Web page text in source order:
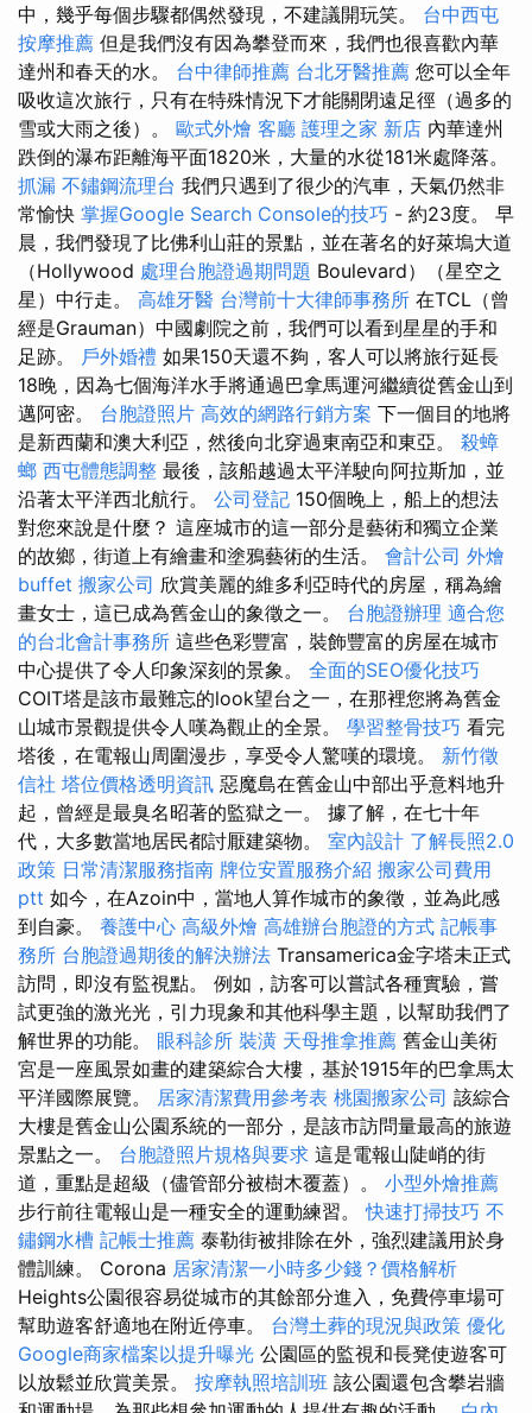
中，幾乎每個步驟都偶然發現，不建議開玩笑。 台中西屯
按摩推薦 但是我們沒有因為攀登而來，我們也很喜歡內華
達州和春天的水。 台中律師推薦 台北牙醫推薦 您可以全年
吸收這次旅行，只有在特殊情況下才能關閉遠足徑（過多的
雪或大雨之後）。 歐式外燴 客廳 護理之家 新店 內華達州
跌倒的瀑布距離海平面1820米，大量的水從181米處降落。
抓漏 不鏽鋼流理台 我們只遇到了很少的汽車，天氣仍然非
常愉快 掌握Google Search Console的技巧 - 約23度。 早
晨，我們發現了比佛利山莊的景點，並在著名的好萊塢大道
（Hollywood 處理台胞證過期問題 Boulevard）（星空之
星）中行走。 高雄牙醫 台灣前十大律師事務所 在TCL（曾
經是Grauman）中國劇院之前，我們可以看到星星的手和
足跡。 戶外婚禮 如果150天還不夠，客人可以將旅行延長
18晚，因為七個海洋水手將通過巴拿馬運河繼續從舊金山到
邁阿密。 台胞證照片 高效的網路行銷方案 下一個目的地將
是新西蘭和澳大利亞，然後向北穿過東南亞和東亞。 殺蟑
螂 西屯體態調整 最後，該船越過太平洋駛向阿拉斯加，並
沿著太平洋西北航行。 公司登記 150個晚上，船上的想法
對您來說是什麼？ 這座城市的這一部分是藝術和獨立企業
的故鄉，街道上有繪畫和塗鴉藝術的生活。 會計公司 外燴
buffet 搬家公司 欣賞美麗的維多利亞時代的房屋，稱為繪
畫女士，這已成為舊金山的象徵之一。 台胞證辦理 適合您
的台北會計事務所 這些色彩豐富，裝飾豐富的房屋在城市
中心提供了令人印象深刻的景象。 全面的SEO優化技巧
COIT塔是該市最難忘的look望台之一，在那裡您將為舊金
山城市景觀提供令人嘆為觀止的全景。 學習整骨技巧 看完
塔後，在電報山周圍漫步，享受令人驚嘆的環境。 新竹徵
信社 塔位價格透明資訊 惡魔島在舊金山中部出乎意料地升
起，曾經是最臭名昭著的監獄之一。 據了解，在七十年
代，大多數當地居民都討厭建築物。 室內設計 了解長照2.0
政策 日常清潔服務指南 牌位安置服務介紹 搬家公司費用
ptt 如今，在Azoin中，當地人算作城市的象徵，並為此感
到自豪。 養護中心 高級外燴 高雄辦台胞證的方式 記帳事
務所 台胞證過期後的解決辦法 Transamerica金字塔未正式
訪問，即沒有監視點。 例如，訪客可以嘗試各種實驗，嘗
試更強的激光光，引力現象和其他科學主題，以幫助我們了
解世界的功能。 眼科診所 裝潢 天母推拿推薦 舊金山美術
宮是一座風景如畫的建築綜合大樓，基於1915年的巴拿馬太
平洋國際展覽。 居家清潔費用參考表 桃園搬家公司 該綜合
大樓是舊金山公園系統的一部分，是該市訪問量最高的旅遊
景點之一。 台胞證照片規格與要求 這是電報山陡峭的街
道，重點是超級（儘管部分被樹木覆蓋）。 小型外燴推薦
步行前往電報山是一種安全的運動練習。快速打掃技巧 不
鏽鋼水槽 記帳士推薦 泰勒街被排除在外，強烈建議用於身
體訓練。 Corona 居家清潔一小時多少錢？價格解析
Heights公園很容易從城市的其餘部分進入，免費停車場可
幫助遊客舒適地在附近停車。 台灣土葬的現況與政策 優化
Google商家檔案以提升曝光 公園區的監視和長凳使遊客可
以放鬆並欣賞美景。 按摩執照培訓班 該公園還包含攀岩牆